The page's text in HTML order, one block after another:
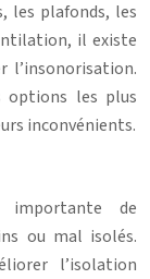
les plafonds, les
il existe
l’insonorisation.
options les plus
inconvénients.
de
ou mal isolés.
l’isolation